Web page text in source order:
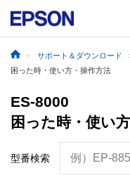
サポート＆ダウンロード
困った時・使い方・操作方法
ES-8000
困った時・使い
型番検索 例）EP-